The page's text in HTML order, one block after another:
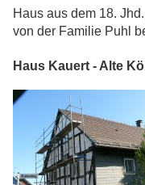
Haus aus dem 18.
von der Familie Puhl
Haus Kauert - Alte